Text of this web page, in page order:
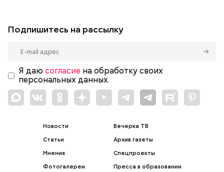
Подпишитесь на рассылку
Я даю согласие на обработку своих
персональных данных.
Новости
Статьи
Мнения
Фотогалереи
Вечерка ТВ
Архив газеты
Спецпроекты
Пресса в образовании